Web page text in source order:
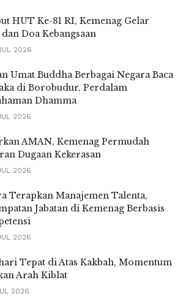
HUT Ke-81 RI, Kemenag Gelar
Doa Kebangsaan
2026
Umat Buddha Berbagai Negara Baca
di Borobudur, Perdalam
Dhamma
2026
AMAN, Kemenag Permudah
Dugaan Kekerasan
2026
Terapkan Manajemen Talenta,
Jabatan di Kemenag Berbasis
2026
Tepat di Atas Kakbah, Momentum
Arah Kiblat
2026